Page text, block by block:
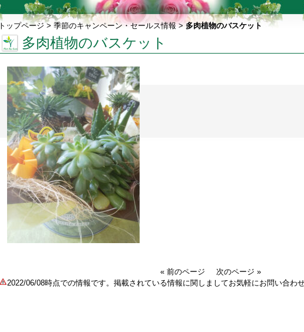
トップページ > 季節のキャンペーン・セールス情報>多肉植物のバスケット
多肉植物のバスケット
« 前のページ
次のページ »
2022/06/08時点での情報です。掲載されている情報に関しましてお気軽にお問い合わせ